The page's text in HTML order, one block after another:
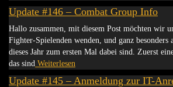
Update #146 – Combat Group Info
Hallo zusammen, mit diesem Post möchten wir
Fighter-Spielenden wenden, und ganz besonders
dieses Jahr zum ersten Mal dabei sind. Zuerst
das sind Weiterlesen
Update #145 – Anmeldung zur IT-